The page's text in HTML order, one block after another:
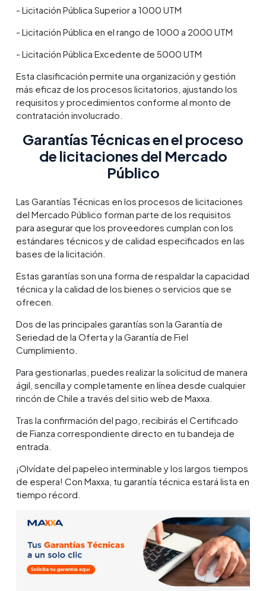
- Licitación Pública Superior a 1000 UTM
- Licitación Pública en el rango de 1000 a 2000 UTM
- Licitación Pública Excedente de 5000 UTM
Esta clasificación permite una organización y gestión
más eficaz de los procesos licitatorios, ajustando los
requisitos y procedimientos conforme al monto de
contratación involucrado.
Garantías Técnicas en el proceso
de licitaciones del Mercado
Público
Las Garantías Técnicas en los procesos de licitaciones
del Mercado Público forman parte de los requisitos
para asegurar que los proveedores cumplan con los
estándares técnicos y de calidad especificados en las
bases de la licitación.
Estas garantías son una forma de respaldar la capacidad
técnica y la calidad de los bienes o servicios que se
ofrecen.
Dos de las principales garantías son la Garantía de
Seriedad de la Oferta y la Garantía de Fiel
Cumplimiento.
Para gestionarlas, puedes realizar la solicitud de manera
ágil, sencilla y completamente en línea desde cualquier
rincón de Chile a través del sitio web de Maxxa.
Tras la confirmación del pago, recibirás el Certificado
de Fianza correspondiente directo en tu bandeja de
entrada.
¡Olvídate del papeleo interminable y los largos tiempos
de espera! Con Maxxa, tu garantía técnica estará lista en
tiempo récord.